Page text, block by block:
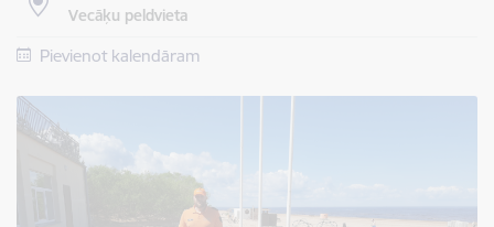
Vecāķu peldvieta
Pievienot kalendāram